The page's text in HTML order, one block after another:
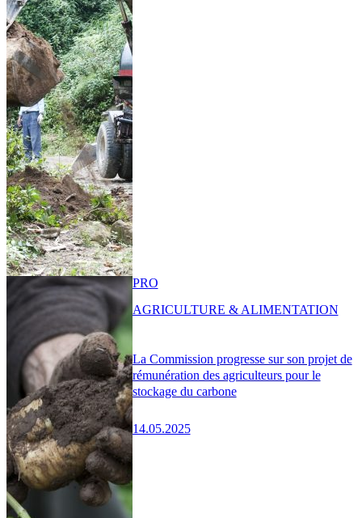
La Commission progresse sur son projet de
rémunération des agriculteurs pour le
stockage du carbone
14.05.2025
PRO
AGRICULTURE & ALIMENTATION